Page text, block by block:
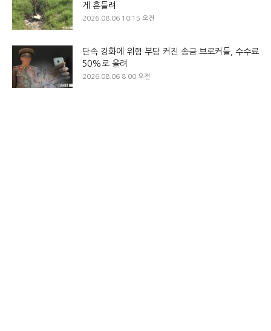
게 흔들려
2026.08.06 10:15 오전
단속 강화에 위험 부담 커진 송금 브로커들, 수수료
50%로 올려
2026.08.06 8:00 오전